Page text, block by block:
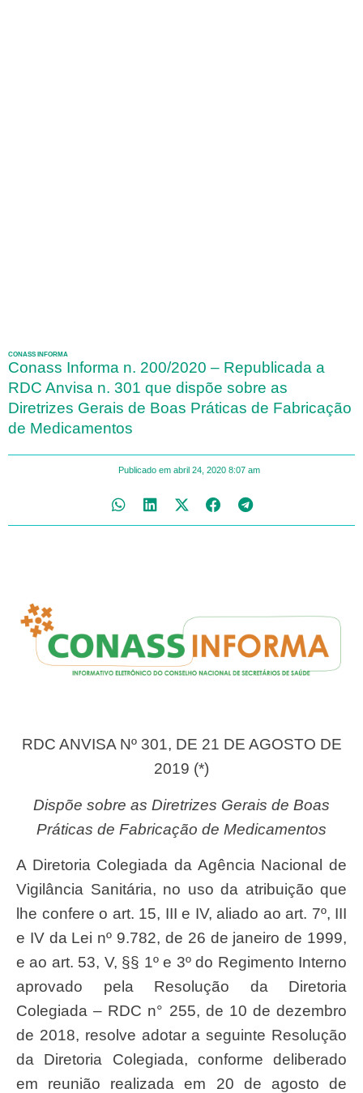
CONASS INFORMA
Conass Informa n. 200/2020 – Republicada a
RDC Anvisa n. 301 que dispõe sobre as
Diretrizes Gerais de Boas Práticas de Fabricação
de Medicamentos
Publicado em abril 24, 2020 8:07 am
RDC ANVISA Nº 301, DE 21 DE AGOSTO DE
2019 (*)
Dispõe sobre as Diretrizes Gerais de Boas
Práticas de Fabricação de Medicamentos
A Diretoria Colegiada da Agência Nacional de
Vigilância Sanitária, no uso da atribuição que
lhe confere o art. 15, III e IV, aliado ao art. 7º, III
e IV da Lei nº 9.782, de 26 de janeiro de 1999,
e ao art. 53, V, §§ 1º e 3º do Regimento Interno
aprovado pela Resolução da Diretoria
Colegiada – RDC n° 255, de 10 de dezembro
de 2018, resolve adotar a seguinte Resolução
da Diretoria Colegiada, conforme deliberado
em reunião realizada em 20 de agosto de